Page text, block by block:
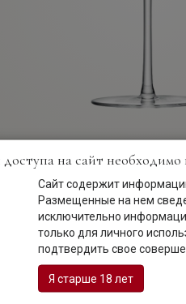
на сайт необходимо
Сайт содержит
Размещенные на нем
исключительно
только для личного
подтвердить свое
Я старше 18 лет